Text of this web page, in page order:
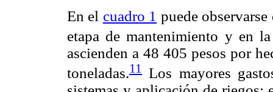
En el cuadro 1 puede
etapa de mantenimiento y en
ascienden a 48 405 pesos por
toneladas.11
Los mayores